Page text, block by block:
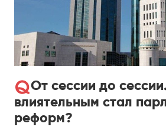
От сессии до
влиятельным стал
реформ?